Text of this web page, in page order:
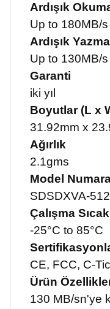
Ardışık
Up to 180MB/s
Ardışık
Up to 130MB/s
Garanti
iki yıl
Boyutlar (L x
31.92mm x
Ağırlık
2.1gms
Model
SDSDXVA-
Çalışma
-25°C to 85°C
CE, FCC, C-
Ürün
130 MB/sn'ye